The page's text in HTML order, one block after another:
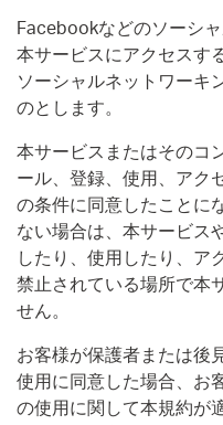
Facebookなどのソーシ
本サービスにアクセスす
ソーシャルネットワーキ
のとします。
本サービスまたはそのコ
ール、登録、使用、アク
の条件に同意したことに
ない場合は、本サービス
したり、使用したり、ア
禁止されている場所で本
せん。
お客様が保護者または後
使用に同意した場合、お
の使用に関して本規約が